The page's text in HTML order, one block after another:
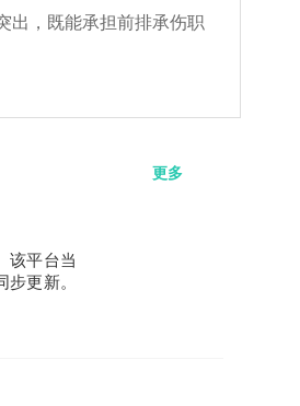
出，既能承担前排承伤职
更多
该平台当
更新。